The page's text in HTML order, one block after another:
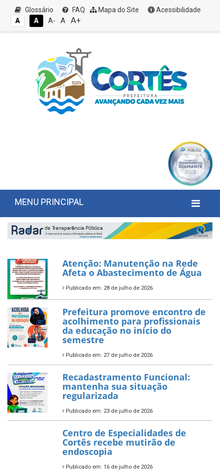
Glossário FAQ Mapa do Site
Acessibilidade
A
A A- A A+
MENU PRINCIPAL
Atenção: Manutenção na Rede
Afeta o Abastecimento de Água
Publicado em: 28 de julho de 2026
Prefeitura promove encontro de
acolhimento para profissionais
da educação no início do
semestre
Publicado em: 27 de julho de 2026
Recadastramento Funcional:
mantenha sua situação
regularizada
Publicado em: 23 de julho de 2026
Centro de Especialidades de
Cortês recebe mutirão de
endoscopia
Publicado em: 16 de julho de 2026